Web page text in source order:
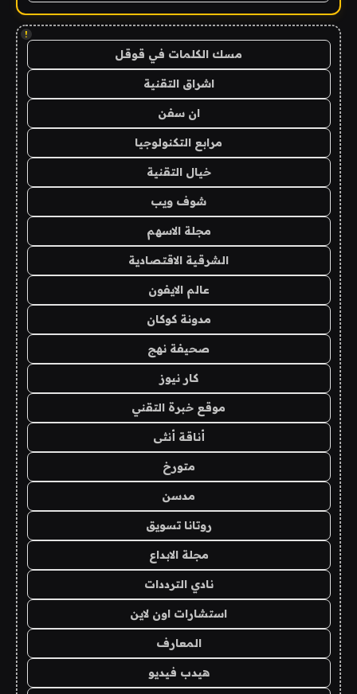
!
مسك الكلمات في قوقل
اشراق التقنية
ان سفن
مرابع التكنولوجيا
خيال التقنية
شوف ويب
مجلة الاسهم
الشرقية الاقتصادية
عالم الايفون
مدونة كوكان
صحيفة نهج
كار نيوز
موقع خبرة التقني
أناقة أنثى
متورخ
مدسن
روتانا تسويق
مجلة الابداع
نادي الترددات
استشارات اون لاين
المعارف
هيدب فيديو